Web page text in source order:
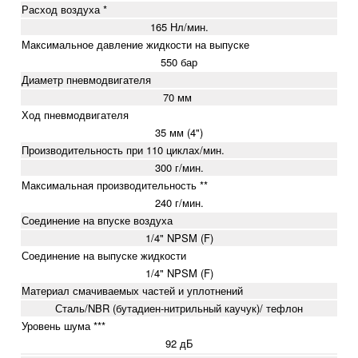
Расход воздуха *
165 Нл/мин.
Максимальное давление жидкости на выпуске
550 бар
Диаметр пневмодвигателя
70 мм
Ход пневмодвигателя
35 мм (4")
Производительность при 110 циклах/мин.
300 г/мин.
Максимальная производительность **
240 г/мин.
Соединение на впуске воздуха
1/4" NPSM (F)
Соединение на выпуске жидкости
1/4" NPSM (F)
Материал смачиваемых частей и уплотнений
Сталь/NBR (бутадиен-нитрильный каучук)/ тефлон
Уровень шума ***
92 дБ